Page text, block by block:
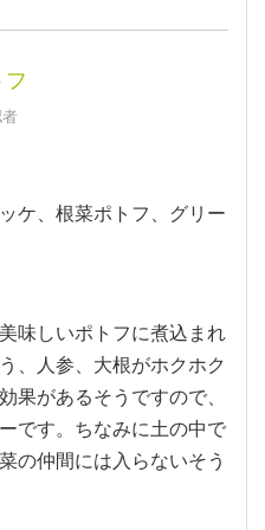
ケ、根菜ポトフ、グリー
味しいポトフに煮込まれ
、人参、大根がホクホク
果があるそうですので、
です。ちなみに土の中で
の仲間には入らないそう